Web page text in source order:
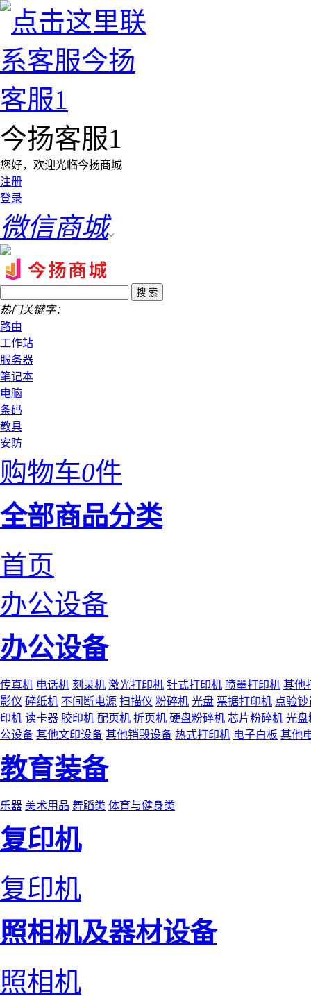
今扬客服1
您好，欢迎光临今扬商城
注册
登录
微信商城
热门关键字：
路由
工作站
服务器
笔记本
电脑
条码
教具
安防
购物车0件
全部商品分类
首页
办公设备
办公设备
传真机 电话机 刻录机 激光打印机 针式打印机 喷墨打印机 其他
影仪 碎纸机 不间断电源 扫描仪 粉碎机 光盘 票据打印机 点验钞
印机 读卡器 胶印机 配页机 折页机 硬盘粉碎机 芯片粉碎机 光盘
公设备 其他文印设备 其他销毁设备 热式打印机 电子白板 其他
教育装备
乐器 美术用品 舞蹈类 体育与健身类
复印机
复印机
照相机及器材设备
照相机